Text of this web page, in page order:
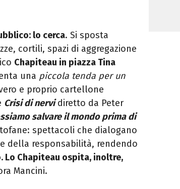
lo cerca. Si sposta
cortili, spazi di aggregazione
Chapiteau in piazza Tina
una piccola tenda per un
e proprio cartellone
Crisi di nervidiretto da Peter
salvare il mondo prima di
spettacoli che dialogano
della responsabilità, rendendo
Lo Chapiteau ospita, inoltre,
Mancini.